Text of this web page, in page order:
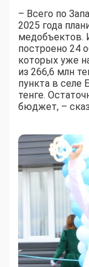
– Всего по
2025 года
медобъектов.
построено 24
которых уже
из 266,6 млн
пункта в селе
тенге.
бюджет, –